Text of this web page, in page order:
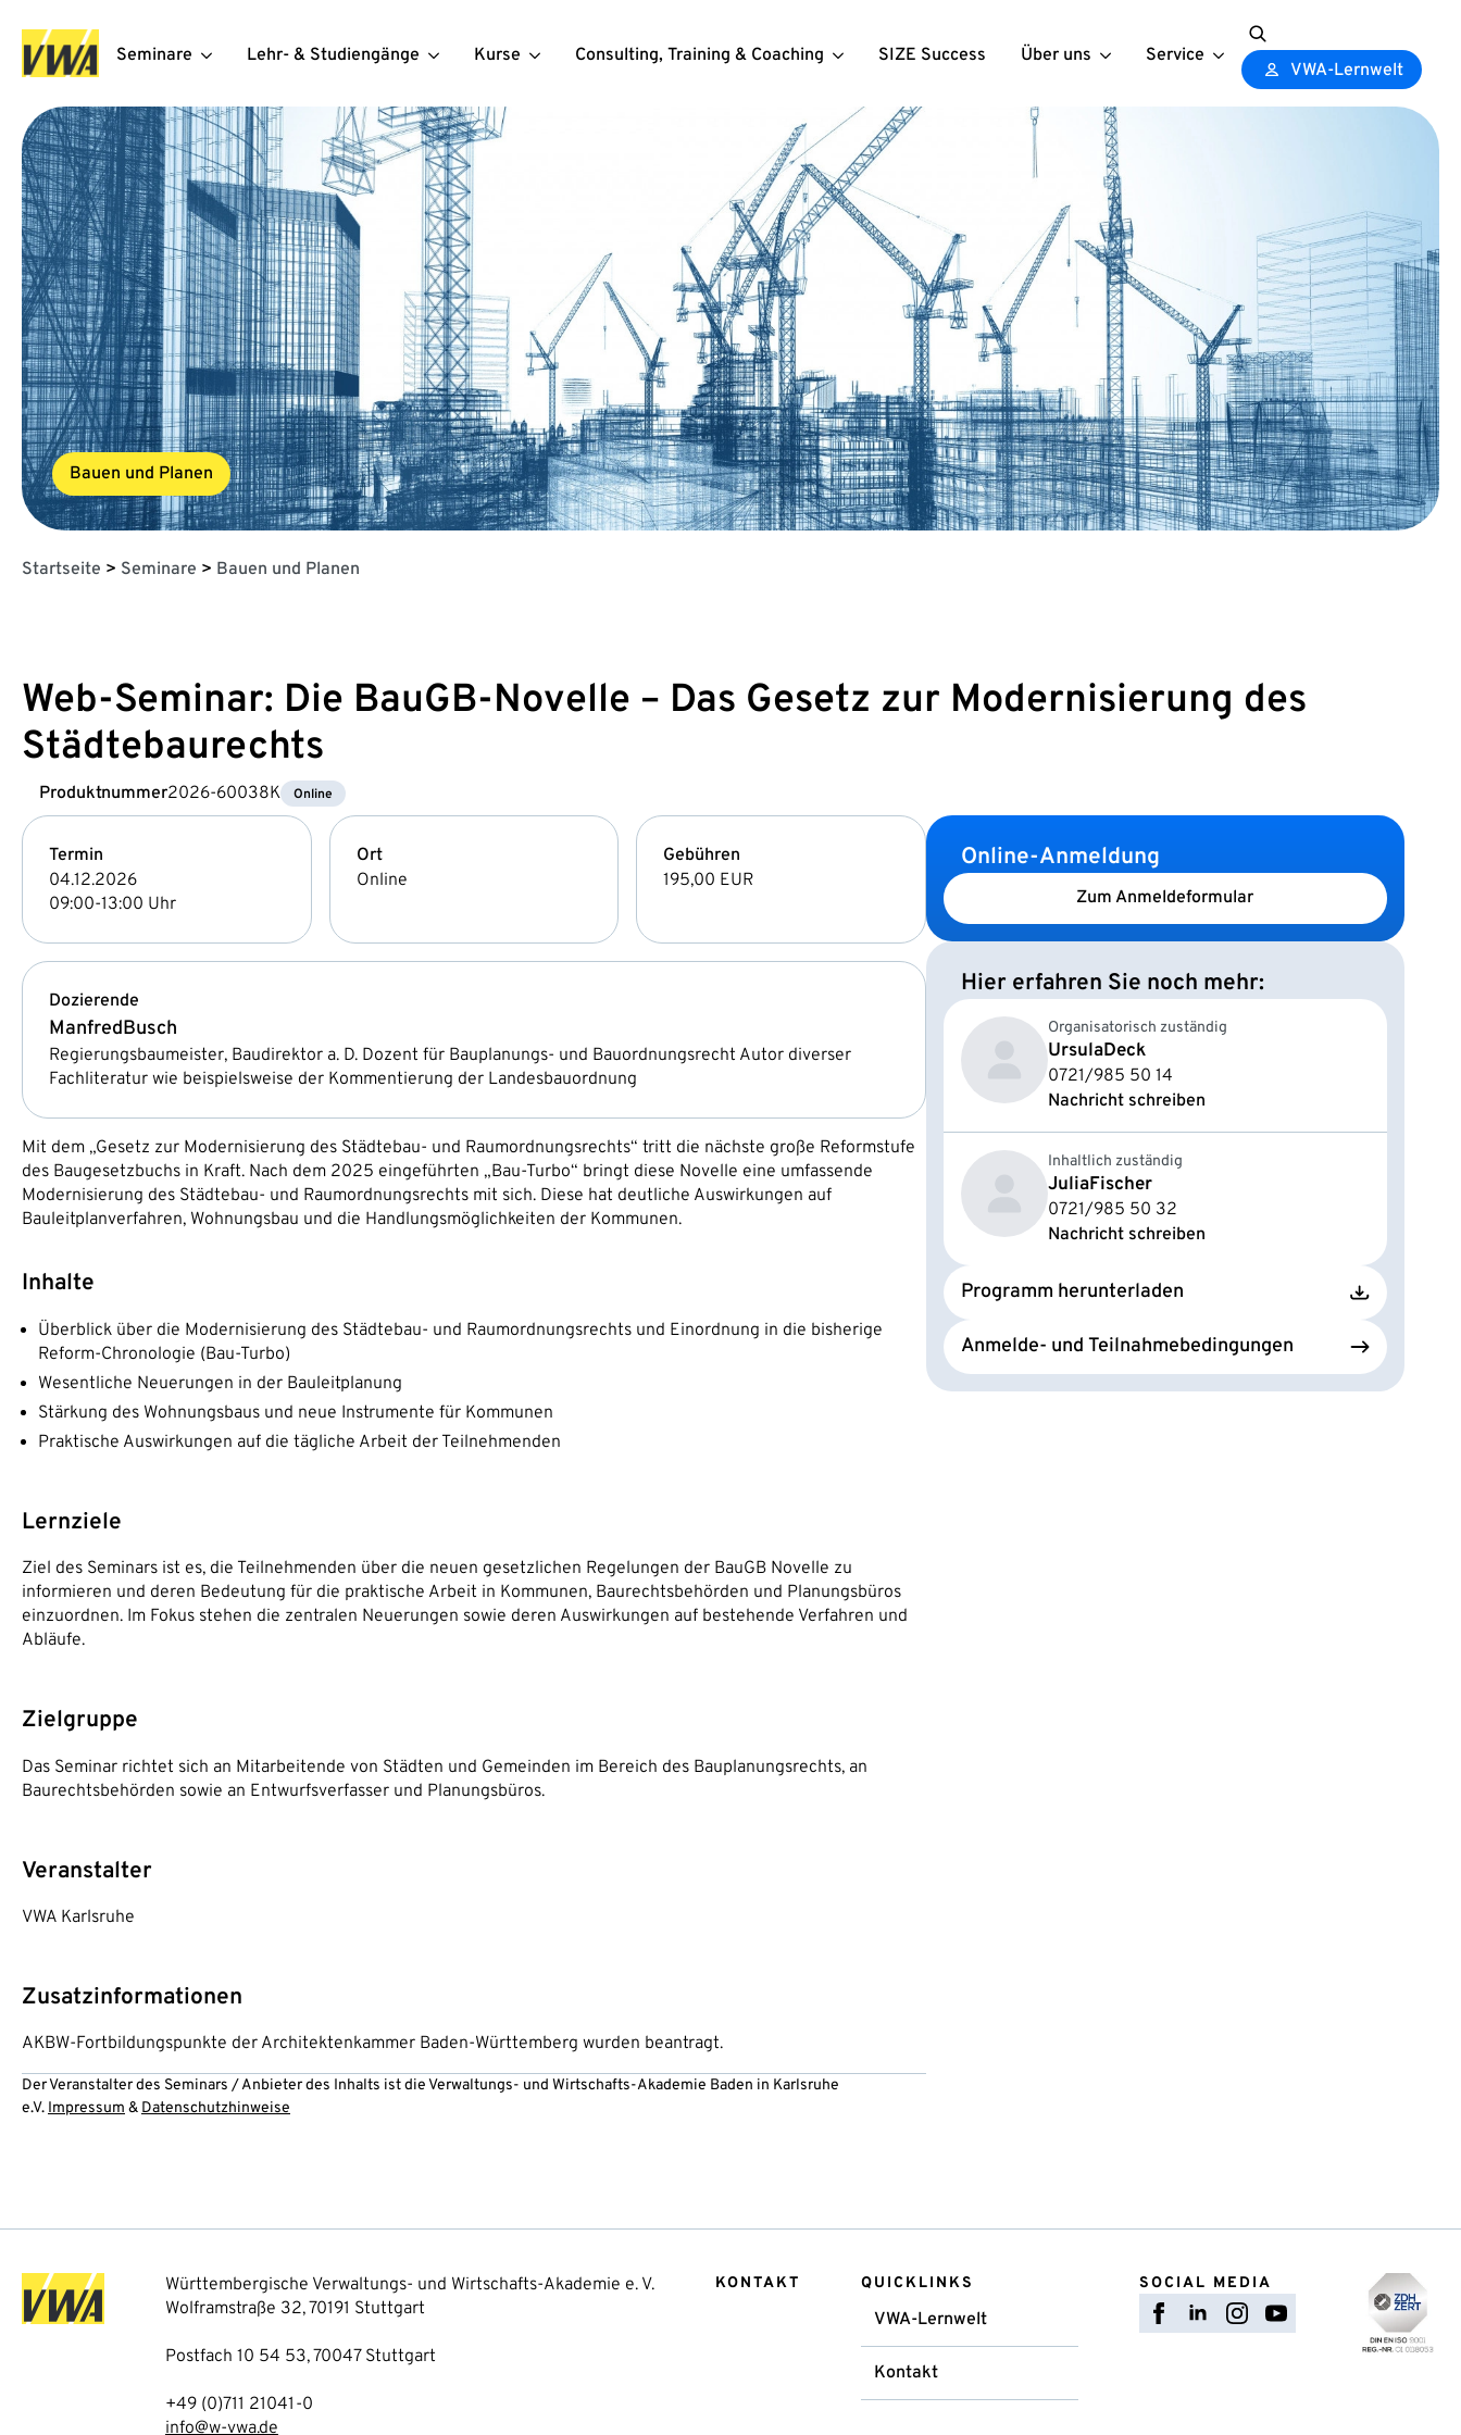
Seminare Lehr- & Studiengänge Kurse Consulting, Training & Coaching SIZE Success Über uns Service
Search
for:
VWA-Lernwelt
Bauen und Planen
Startseite > Seminare > Bauen und Planen
Web-Seminar: Die BauGB-Novelle – Das Gesetz zur Modernisierung des
Städtebaurechts
Produktnummer2026-60038K Online
Termin
04.12.2026
09:00-13:00 Uhr
Ort
Online
Gebühren
195,00 EUR
Dozierende
ManfredBusch
Regierungsbaumeister, Baudirektor a. D. Dozent für Bauplanungs- und Bauordnungsrecht Autor diverser
Fachliteratur wie beispielsweise der Kommentierung der Landesbauordnung
Mit dem „Gesetz zur Modernisierung des Städtebau- und Raumordnungsrechts“ tritt die nächste große Reformstufe
des Baugesetzbuchs in Kraft. Nach dem 2025 eingeführten „Bau-Turbo“ bringt diese Novelle eine umfassende
Modernisierung des Städtebau- und Raumordnungsrechts mit sich. Diese hat deutliche Auswirkungen auf
Bauleitplanverfahren, Wohnungsbau und die Handlungsmöglichkeiten der Kommunen.
Inhalte
Überblick über die Modernisierung des Städtebau- und Raumordnungsrechts und Einordnung in die bisherige
Reform-Chronologie (Bau-Turbo)
Wesentliche Neuerungen in der Bauleitplanung
Stärkung des Wohnungsbaus und neue Instrumente für Kommunen
Praktische Auswirkungen auf die tägliche Arbeit der Teilnehmenden
Lernziele
Ziel des Seminars ist es, die Teilnehmenden über die neuen gesetzlichen Regelungen der BauGB Novelle zu
informieren und deren Bedeutung für die praktische Arbeit in Kommunen, Baurechtsbehörden und Planungsbüros
einzuordnen. Im Fokus stehen die zentralen Neuerungen sowie deren Auswirkungen auf bestehende Verfahren und
Abläufe.
Zielgruppe
Das Seminar richtet sich an Mitarbeitende von Städten und Gemeinden im Bereich des Bauplanungsrechts, an
Baurechtsbehörden sowie an Entwurfsverfasser und Planungsbüros.
Veranstalter
VWA Karlsruhe
Zusatzinformationen
AKBW-Fortbildungspunkte der Architektenkammer Baden-Württemberg wurden beantragt.
Der Veranstalter des Seminars / Anbieter des Inhalts ist die Verwaltungs- und Wirtschafts-Akademie Baden in Karlsruhe
e.V. Impressum & Datenschutzhinweise
Online-Anmeldung
Zum Anmeldeformular
Hier erfahren Sie noch mehr:
Organisatorisch zuständig
UrsulaDeck
0721/985 50 14
Nachricht schreiben
Inhaltlich zuständig
JuliaFischer
0721/985 50 32
Nachricht schreiben
Programm herunterladen
Anmelde- und Teilnahmebedingungen
Württembergische Verwaltungs- und Wirtschafts-Akademie e. V.
Wolframstraße 32, 70191 Stuttgart
Postfach 10 54 53, 70047 Stuttgart
+49 (0)711 21041-0
info@w-vwa.de
KONTAKT QUICKLINKS
VWA-Lernwelt
Kontakt
SOCIAL MEDIA